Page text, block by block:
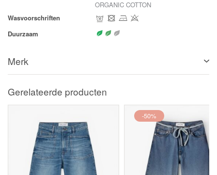
ORGANIC COTTON
Wasvoorschriften
Duurzaam
Merk
Gerelateerde producten
-50%